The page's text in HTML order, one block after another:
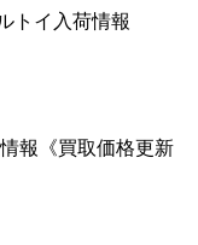
トイ入荷情報
報《買取価格更新